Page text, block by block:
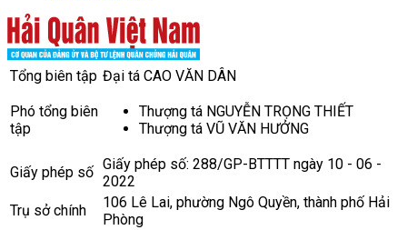
Tổng biên tập Đại tá CAO VĂN DÂN
Phó tổng biên
tập
Thượng tá NGUYỄN TRỌNG THIẾT
Thượng tá VŨ VĂN HƯỞNG
Giấy phép số Giấy phép số: 288/GP-BTTTT ngày 10 - 06 -
2022
Trụ sở chính
106 Lê Lai, phường Ngô Quyền, thành phố Hải
Phòng